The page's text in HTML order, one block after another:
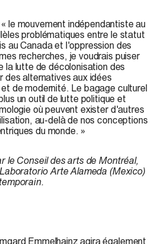
le mouvement indépendantiste au
problématiques entre le statut
au Canada et l'oppression des
recherches, je voudrais puiser
la lutte de décolonisation des
des alternatives aux idées
de modernité. Le bagage culturel
un outil de lutte politique et
où peuvent exister d'autres
au-delà de nos conceptions
du monde. »
le Conseil des arts de Montréal,
Arte Alameda (Mexico)
Emmelhainz agira également